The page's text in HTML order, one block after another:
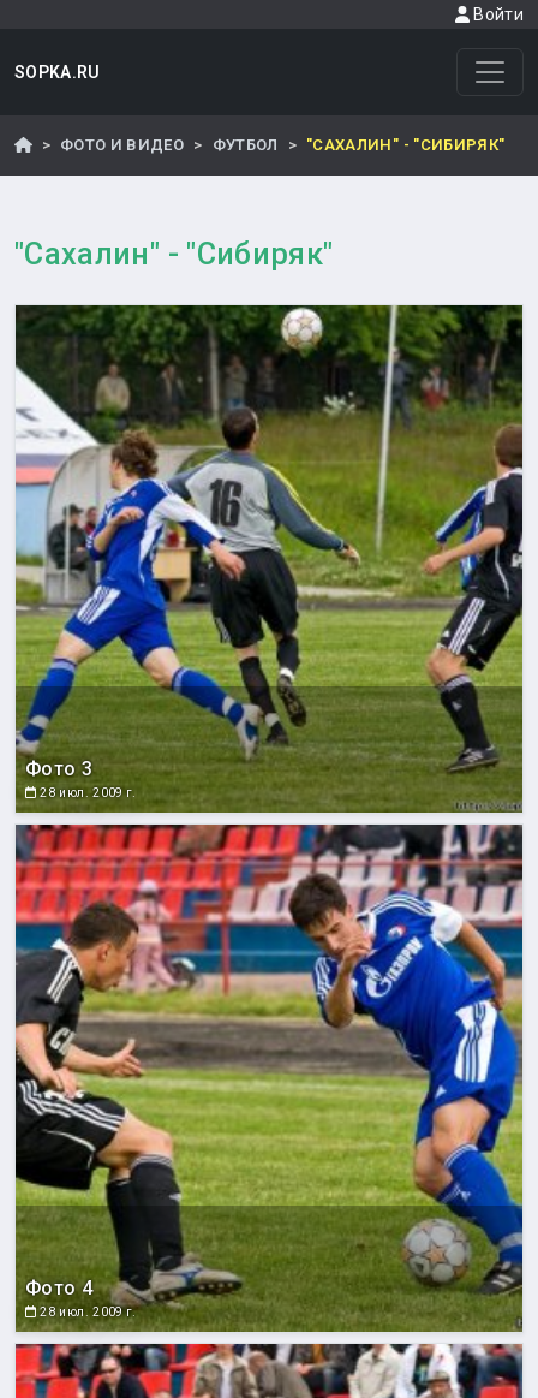
Войти
SOPKA.RU
ФОТО И ВИДЕО ФУТБОЛ "САХАЛИН" - "СИБИРЯК"
"Сахалин" - "Сибиряк"
Фото 3
28 июл. 2009 г.
Фото 4
28 июл. 2009 г.